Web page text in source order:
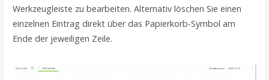
Werkzeugleiste zu bearbeiten. Alternativ löschen Sie einen
einzelnen Eintrag direkt über das Papierkorb-Symbol am
Ende der jeweiligen Zeile.